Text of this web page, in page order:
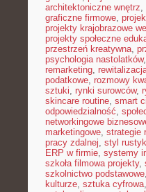
architektoniczne wnętrz,
graficzne firmowe,
projekty krajobrazowe
projekty społeczne
przestrzeń kreatywna,
psychologia nastolatków,
remarketing,
podatkowe, rozmowy
sztuki, rynki surowców,
skincare routine, smart
odpowiedzialność,
networkingowe
marketingowe, strategie
pracy zdalnej, styl
ERP w firmie, systemy
szkoła filmowa projekty,
szkolnictwo podstawowe,
kulturze, sztuka cyfrowa,